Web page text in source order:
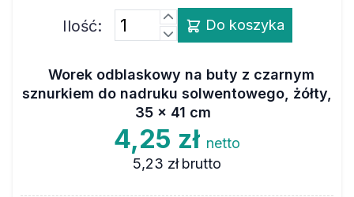
Ilość: Do koszyka
Worek odblaskowy na buty z czarnym
sznurkiem do nadruku solwentowego, żółty,
35 x 41 cm
4,25 zł netto
5,23 zł brutto